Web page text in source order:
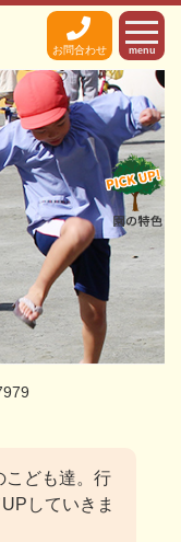
お問合わせ menu
ども達。 行
していきま